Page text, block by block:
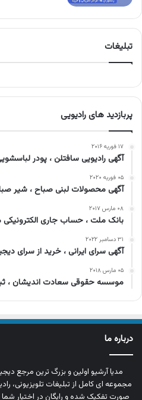
تبلیغات
پربازدید های رادیویی
۱۷ فوریه ۲۰۱۶
آگهی رادیویی سافتلن ، پودر
۰۵ فوریه ۲۰۲۰
آگهی محصولات لبنی صباح ، شیر
۰۸ مارس ۲۰۱۷
بانک ملت ، حساب جاری
۳۱ دسامبر ۲۰۲۲
آگهی سرای ایرانی ، خرید از سرای
۰۵ مارس ۲۰۱۸
موسسه حقوقی سعادت اندیشان ،
درباره ما
مدیا آرشیو اولین و بزرگ‌ ترین مرجع
مجموعه‌ ای کامل از تبلیغات تلویزیونی،
صورت تفکیک‌ شده و رایگان در اختیار شما